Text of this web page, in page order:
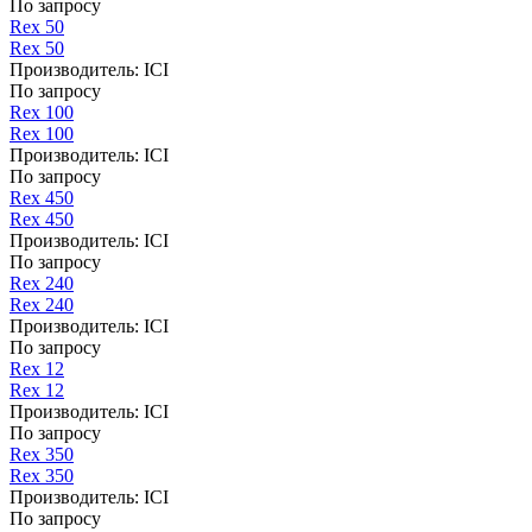
По запросу
Rex 50
Rex 50
Производитель: ICI
По запросу
Rex 100
Rex 100
Производитель: ICI
По запросу
Rex 450
Rex 450
Производитель: ICI
По запросу
Rex 240
Rex 240
Производитель: ICI
По запросу
Rex 12
Rex 12
Производитель: ICI
По запросу
Rex 350
Rex 350
Производитель: ICI
По запросу